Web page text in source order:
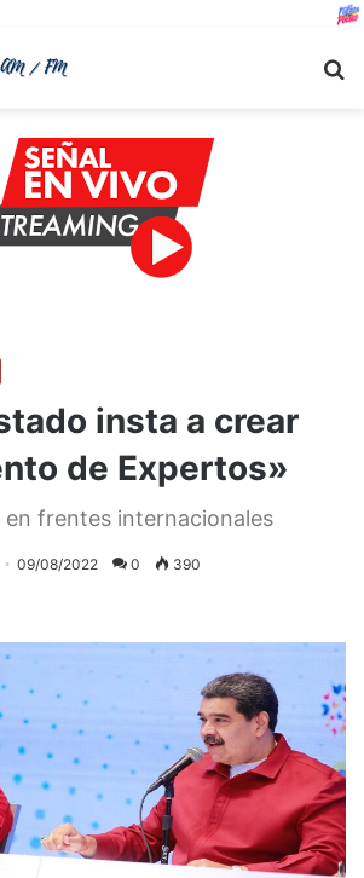
insta a crear
de Expertos»
en frentes internacionales
09/08/2022 0 390